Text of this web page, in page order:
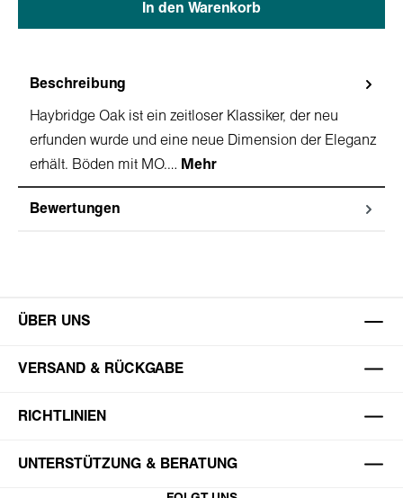
In den Warenkorb
Beschreibung
Haybridge Oak ist ein zeitloser Klassiker, der neu
erfunden wurde und eine neue Dimension der Eleganz
erhält. Böden mit MO.… Mehr
Bewertungen
ÜBER UNS
VERSAND & RÜCKGABE
RICHTLINIEN
UNTERSTÜTZUNG & BERATUNG